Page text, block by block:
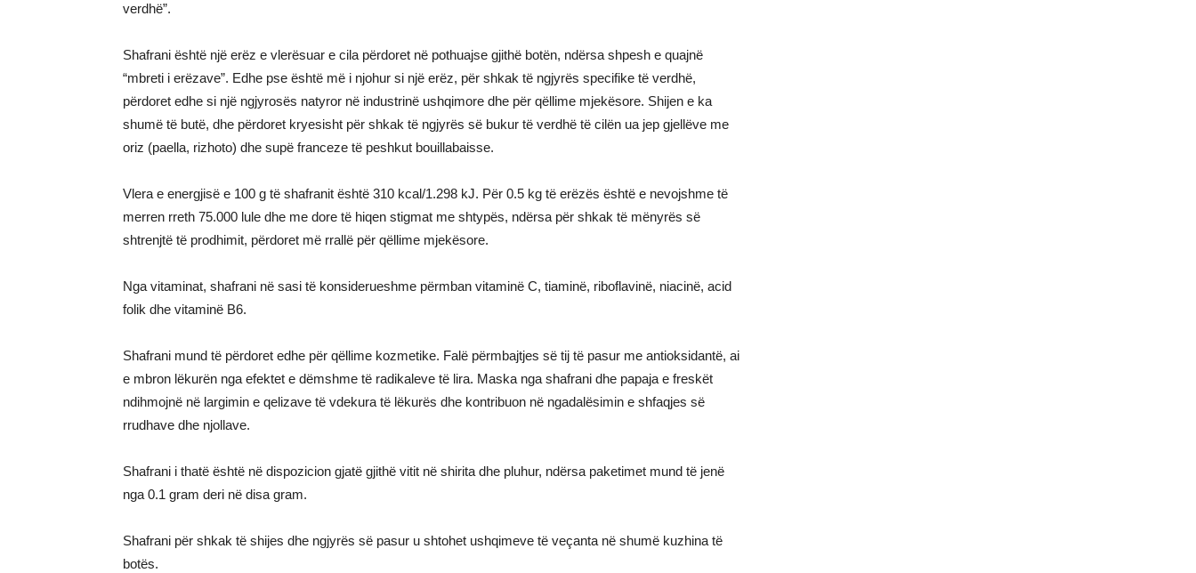
verdhë”.
Shafrani është një erëz e vlerësuar e cila përdoret në pothuajse gjithë botën, ndërsa shpesh e quajnë
“mbreti i erëzave”. Edhe pse është më i njohur si një erëz, për shkak të ngjyrës specifike të verdhë,
përdoret edhe si një ngjyrosës natyror në industrinë ushqimore dhe për qëllime mjekësore. Shijen e ka
shumë të butë, dhe përdoret kryesisht për shkak të ngjyrës së bukur të verdhë të cilën ua jep gjellëve me
oriz (paella, rizhoto) dhe supë franceze të peshkut bouillabaisse.
Vlera e energjisë e 100 g të shafranit është 310 kcal/1.298 kJ. Për 0.5 kg të erëzës është e nevojshme të
merren rreth 75.000 lule dhe me dore të hiqen stigmat me shtypës, ndërsa për shkak të mënyrës së
shtrenjtë të prodhimit, përdoret më rrallë për qëllime mjekësore.
Nga vitaminat, shafrani në sasi të konsiderueshme përmban vitaminë C, tiaminë, riboflavinë, niacinë, acid
folik dhe vitaminë B6.
Shafrani mund të përdoret edhe për qëllime kozmetike. Falë përmbajtjes së tij të pasur me antioksidantë, ai
e mbron lëkurën nga efektet e dëmshme të radikaleve të lira. Maska nga shafrani dhe papaja e freskët
ndihmojnë në largimin e qelizave të vdekura të lëkurës dhe kontribuon në ngadalësimin e shfaqjes së
rrudhave dhe njollave.
Shafrani i thatë është në dispozicion gjatë gjithë vitit në shirita dhe pluhur, ndërsa paketimet mund të jenë
nga 0.1 gram deri në disa gram.
Shafrani për shkak të shijes dhe ngjyrës së pasur u shtohet ushqimeve të veçanta në shumë kuzhina të
botës.